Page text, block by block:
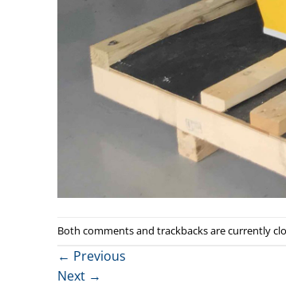
Both comments and trackbacks are currently
← Previous
Next →